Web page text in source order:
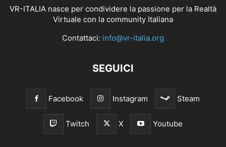
VR-ITALIA nasce per condividere la passione per la Realtà
Virtuale con la community Italiana
Contattaci: info@vr-italia.org
SEGUICI
Facebook Instagram Steam
Twitch X Youtube